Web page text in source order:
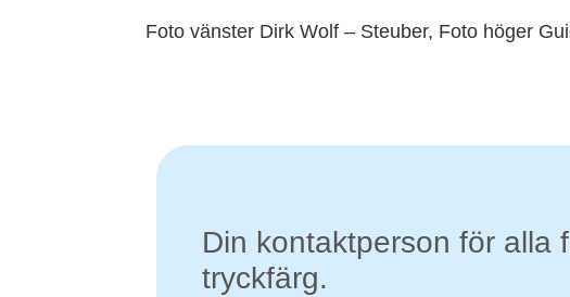
Foto vänster Dirk Wolf – Steuber, Foto höger
Din kontaktperson för alla
tryckfärg.